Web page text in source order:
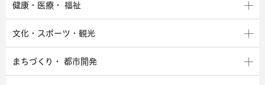
健康・医療・ 福祉
文化・スポーツ・観光
まちづくり・ 都市開発